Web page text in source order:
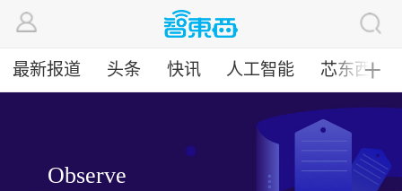
最新报道 头条 快讯 人工智能 芯东西╋
Observe